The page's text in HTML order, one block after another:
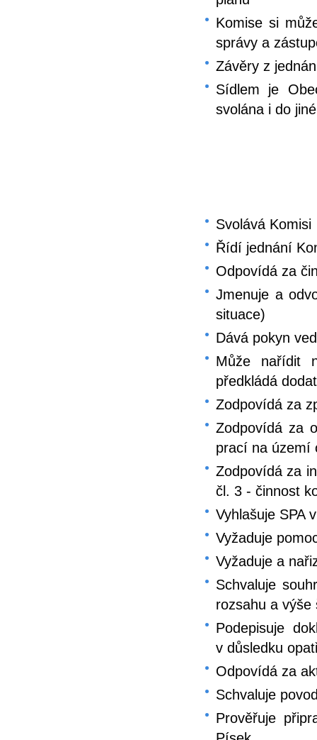
Komise si
správy a
Závěry z
Sídlem je
svolána i do
Svolává Komisi
Řídí jednání
Odpovídá za
Jmenuje a
situace)
Dává pokyn
Může nařídit
předkládá
Zodpovídá za
Zodpovídá za
prací na území
Zodpovídá za
čl. 3 - činnost
Vyhlašuje SPA
Vyžaduje
Vyžaduje a
Schvaluje
rozsahu a výše
Podepisuje
v důsledku
Odpovídá za
Schvaluje
Prověřuje